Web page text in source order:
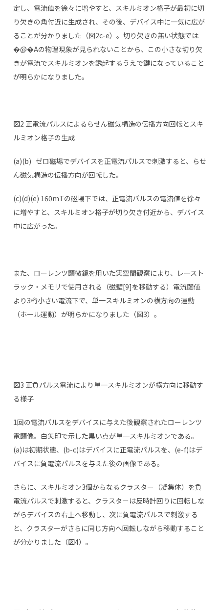
定し、電流値を徐々に増やすと、スキルミオン格子が最初に切
り欠きの角付近に生成され、その後、デバイス中に一気に広が
ることが分かりました（図2c-e）。切り欠きの無い状態では
�@�Aの物理現象が見られないことから、この小さな切り欠
きが電流でスキルミオンを誘起するうえで鍵になっていること
が明らかになりました。
図2 正電流パルスによるらせん磁気構造の伝播方向回転とスキ
ルミオン格子の生成
(a)(b) ゼロ磁場でデバイスを正電流パルスで刺激すると、らせ
ん磁気構造の伝播方向が回転した。
(c)(d)(e) 160mTの磁場下では、正電流パルスの電流値を徐々
に増やすと、スキルミオン格子が切り欠き付近から、デバイス
中に広がった。
また、ローレンツ顕微鏡を用いた実空間観察により、レースト
ラック・メモリで使用される（磁壁[9]を移動する）電流閾値
より3桁小さい電流下で、単一スキルミオンの横方向の運動
（ホール運動）が明らかになりました（図3）。
図3 正負パルス電流により単一スキルミオンが横方向に移動す
る様子
1回の電流パルスをデバイスに与えた後観察されたローレンツ
電顕像。白矢印で示した黒い点が単一スキルミオンである。
(a)は初期状態、(b-c)はデバイスに正電流パルスを、(e-f)はデ
バイスに負電流パルスを与えた後の画像である。
さらに、スキルミオン3個からなるクラスター（凝集体）を負
電流パルスで刺激すると、クラスターは反時計回りに回転しな
がらデバイスの右上へ移動し、次に負電流パルスで刺激する
と、クラスターがさらに同じ方向へ回転しながら移動すること
が分かりました（図4）。